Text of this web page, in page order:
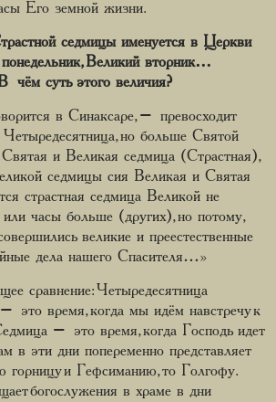
Его земной жизни.
седмицы именуется в Церкви
Великий вторник…
чём суть этого величия?
в Синаксаре, – превосходит
но больше Святой
и Великая седмица (Страстная),
седмицы сия Великая и Святая
страстная седмица Великой не
часы больше (других), но потому,
великие и преестественные
дела нашего Спасителя…»
сравнение: Четыредесятница
это время, когда мы идём навстречу к
– это время, когда Господь идет
в эти дни попеременно представляет
горницу и Гефсиманию, то Голгофу.
богослужения в храме в дни